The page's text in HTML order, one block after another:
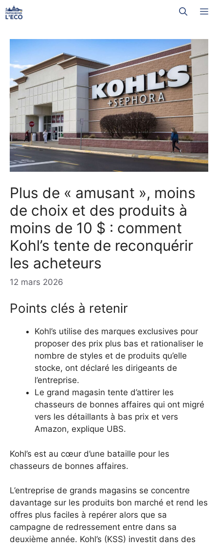
Aller
au
Plus de « amusant », moins
de choix et des produits à
moins de 10 $ : comment
Kohl’s tente de reconquérir
les acheteurs
12 mars 2026
Points clés à retenir
Kohl’s utilise des marques exclusives pour
proposer des prix plus bas et rationaliser le
nombre de styles et de produits qu’elle
stocke, ont déclaré les dirigeants de
l’entreprise.
Le grand magasin tente d’attirer les
chasseurs de bonnes affaires qui ont migré
vers les détaillants à bas prix et vers
Amazon, explique UBS.
Kohl’s est au cœur d’une bataille pour les
chasseurs de bonnes affaires.
L’entreprise de grands magasins se concentre
davantage sur les produits bon marché et rend les
offres plus faciles à repérer alors que sa
campagne de redressement entre dans sa
deuxième année. Kohl’s (KSS) investit dans des